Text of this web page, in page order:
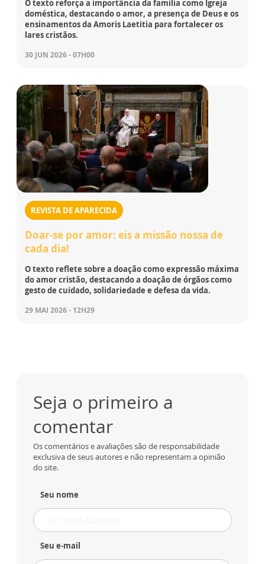
O texto reforça a importância da família como Igreja
doméstica, destacando o amor, a presença de Deus e os
ensinamentos da Amoris Laetitia para fortalecer os
lares cristãos.
30 JUN 2026 - 07H00
REVISTA DE APARECIDA
Doar-se por amor: eis a missão nossa de
cada dia!
O texto reflete sobre a doação como expressão máxima
do amor cristão, destacando a doação de órgãos como
gesto de cuidado, solidariedade e defesa da vida.
29 MAI 2026 - 12H29
Seja o primeiro a
comentar
Os comentários e avaliações são de responsabilidade
exclusiva de seus autores e não representam a opinião
do site.
Seu nome
Seu e-mail